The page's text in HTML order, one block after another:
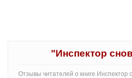
"Инспектор
Отзывы читателей о книге Инспектор